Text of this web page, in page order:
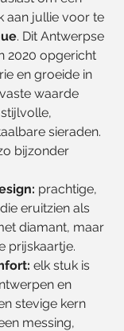
aan jullie voor te
. Dit Antwerpse
2020 opgericht
en groeide in
waarde
sieraden.
bijzonder
prachtige,
eruitzien als
diamant, maar
prijskaartje.
elk stuk is
en
stevige kern
messing,